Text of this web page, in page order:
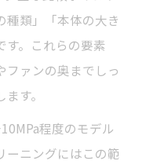
種類」「本体の大き
す。これらの要素
ファンの奥までしっ
す。
程度のモデル
ーニングにはこの範